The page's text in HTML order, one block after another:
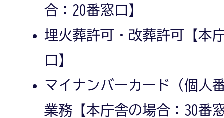
合：20番窓口】
埋火葬許可・改葬許可【本
口】
マイナンバーカード（個人
業務【本庁舎の場合：30番